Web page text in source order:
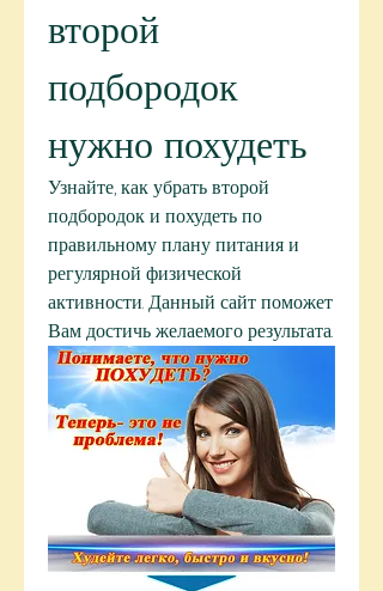
второй
подбородок
нужно похудеть
Узнайте, как убрать второй
подбородок и похудеть по
правильному плану питания и
регулярной физической
активности. Данный сайт поможет
Вам достичь желаемого результата.